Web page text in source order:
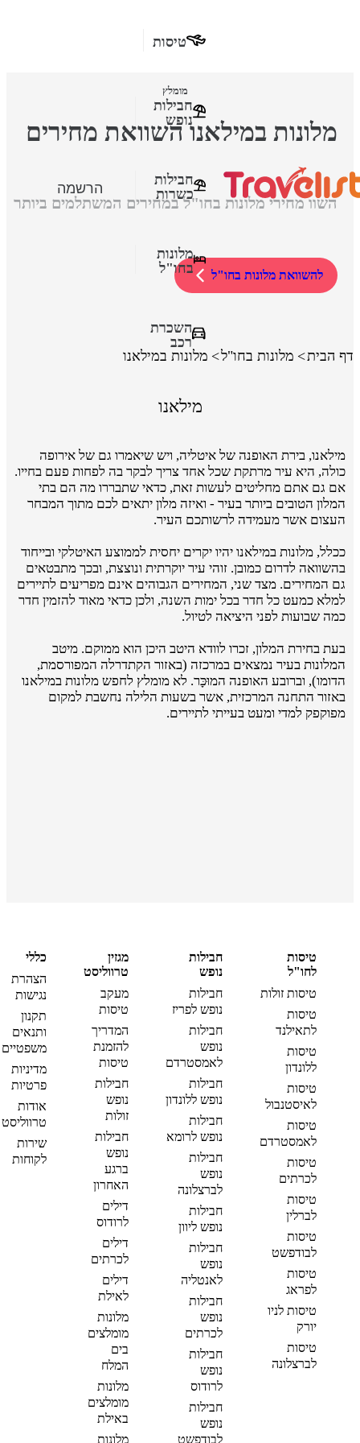
הרשמה
טיסות
מומלץ
חבילות
נופש
חבילות
כשרות
מלונות
בחו"ל
השכרת
רכב
מלונות במילאנו השוואת מחירים
השוו מחירי מלונות בחו"ל במחירים המשתלמים ביותר
להשוואת מלונות בחו"ל
דף הבית מלונות בחו"ל מלונות במילאנו
מילאנו
מילאנו, בירת האופנה של איטליה, ויש שיאמרו גם של אירופה
כולה, היא עיר מרתקת שכל אחד צריך לבקר בה לפחות פעם בחייו.
אם גם אתם מחליטים לעשות זאת, כדאי שתבררו מה הם בתי
המלון הטובים ביותר בעיר - ואיזה מלון יתאים לכם מתוך המבחר
העצום אשר מעמידה לרשותכם העיר.
ככלל, מלונות במילאנו יהיו יקרים יחסית לממוצע האיטלקי ובייחוד
בהשוואה לדרום כמובן. זוהי עיר יוקרתית ונוצצת, ובכך מתבטאים
גם המחירים. מצד שני, המחירים הגבוהים אינם מפריעים לתיירים
למלא כמעט כל חדר בכל ימות השנה, ולכן כדאי מאוד להזמין חדר
כמה שבועות לפני היציאה לטיול.
בעת בחירת המלון, זכרו לוודא היטב היכן הוא ממוקם. מיטב
המלונות בעיר נמצאים במרכזה (באזור הקתדרלה המפורסמת,
הדומו), וברובע האופנה המוּכָּר. לא מומלץ לחפש מלונות במילאנו
באזור התחנה המרכזית, אשר בשעות הלילה נחשבת למקום
מפוקפק למדי ומעט בעייתי לתיירים.
טיסות
לחו"ל
טיסות זולות
טיסות
לתאילנד
טיסות
ללונדון
טיסות
לאיסטנבול
טיסות
לאמסטרדם
טיסות
לכרתים
טיסות
לברלין
טיסות
לבודפשט
טיסות
לפראג
טיסות לניו
יורק
טיסות
לברצלונה
חבילות
נופש
חבילות
נופש לפריז
חבילות
נופש
לאמסטרדם
חבילות
נופש ללונדון
חבילות
נופש לרומא
חבילות
נופש
לברצלונה
חבילות
נופש ליוון
חבילות
נופש
לאנטליה
חבילות
נופש
לכרתים
חבילות
נופש
לרודוס
חבילות
נופש
לבודפשט
מגזין
טרווליסט
מעקב
טיסות
המדריך
להזמנת
טיסות
חבילות
נופש
זולות
חבילות
נופש
ברגע
האחרון
דילים
לרודוס
דילים
לכרתים
דילים
לאילת
מלונות
מומלצים
בים
המלח
מלונות
מומלצים
באילת
מלונות
כללי
הצהרת
נגישות
תקנון
ותנאים
משפטיים
מדיניות
פרטיות
אודות
טרווליסט
שירות
לקוחות